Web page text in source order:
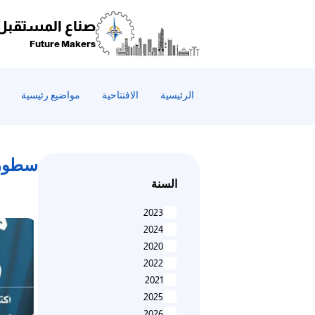
صناع
Future Makers
الرئيسية الافتتاحية مواضيع رئيسية
السنة
2023
2024
2020
2022
2021
2025